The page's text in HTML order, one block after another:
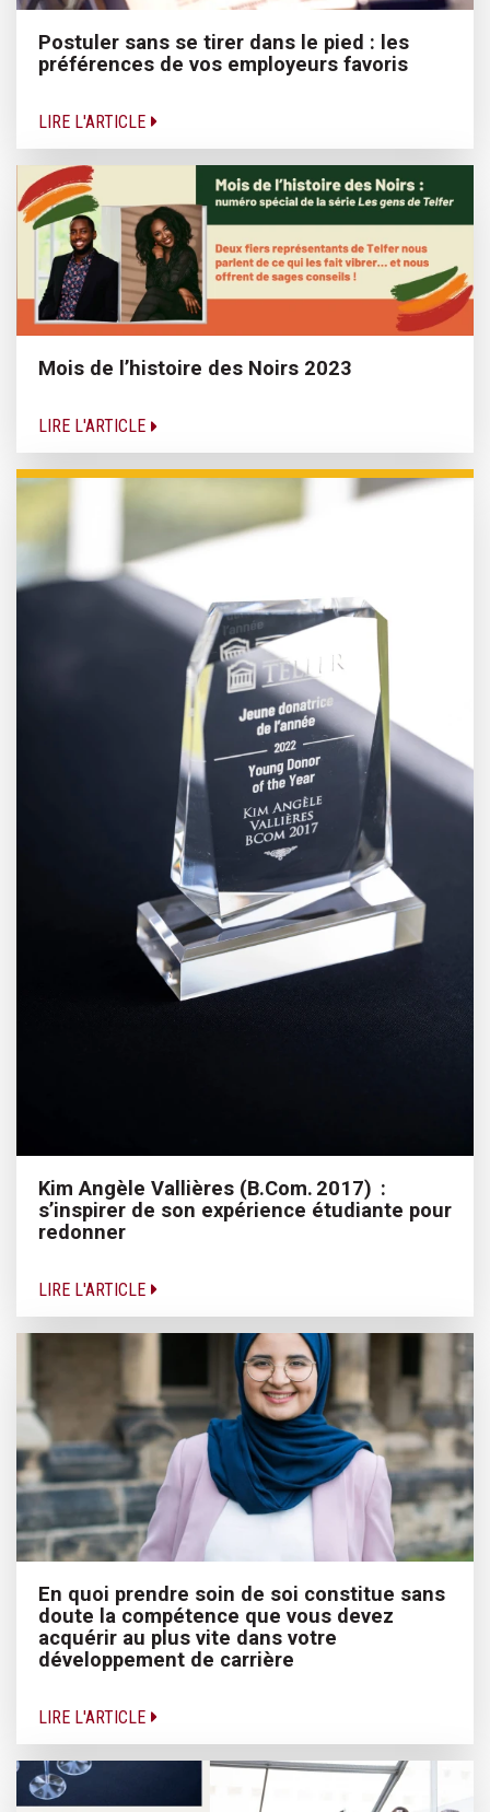
Postuler sans se tirer dans le pied : les
préférences de vos employeurs favoris
LIRE L'ARTICLE
Mois de l’histoire des Noirs 2023
LIRE L'ARTICLE
Kim Angèle Vallières (B.Com. 2017) :
s’inspirer de son expérience étudiante pour
redonner
LIRE L'ARTICLE
En quoi prendre soin de soi constitue sans
doute la compétence que vous devez
acquérir au plus vite dans votre
développement de carrière
LIRE L'ARTICLE